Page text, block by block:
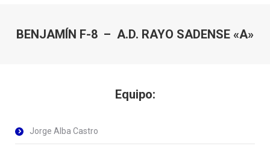
BENJAMÍN F-8 – A.D. RAYO SADENSE «A»
Equipo:
Jorge Alba Castro